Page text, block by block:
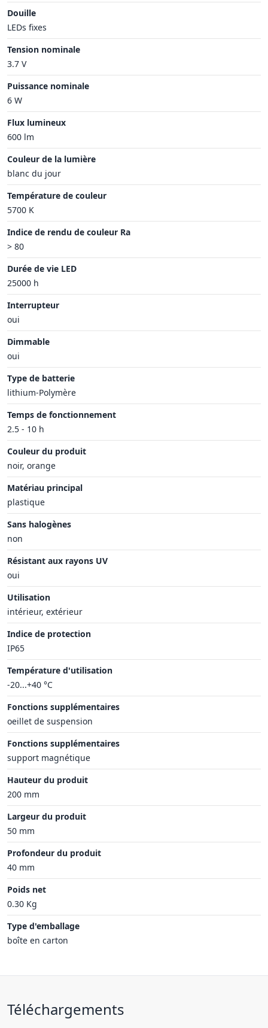
Douille
LEDs fixes
Tension nominale
3.7 V
Puissance nominale
6 W
Flux lumineux
600 lm
Couleur de la lumière
blanc du jour
Température de couleur
5700 K
Indice de rendu de couleur Ra
> 80
Durée de vie LED
25000 h
Interrupteur
oui
Dimmable
oui
Type de batterie
lithium-Polymère
Temps de fonctionnement
2.5 - 10 h
Couleur du produit
noir, orange
Matériau principal
plastique
Sans halogènes
non
Résistant aux rayons UV
oui
Utilisation
intérieur, extérieur
Indice de protection
IP65
Température d'utilisation
-20...+40 °C
Fonctions supplémentaires
oeillet de suspension
Fonctions supplémentaires
support magnétique
Hauteur du produit
200 mm
Largeur du produit
50 mm
Profondeur du produit
40 mm
Poids net
0.30 Kg
Type d'emballage
boîte en carton
Téléchargements